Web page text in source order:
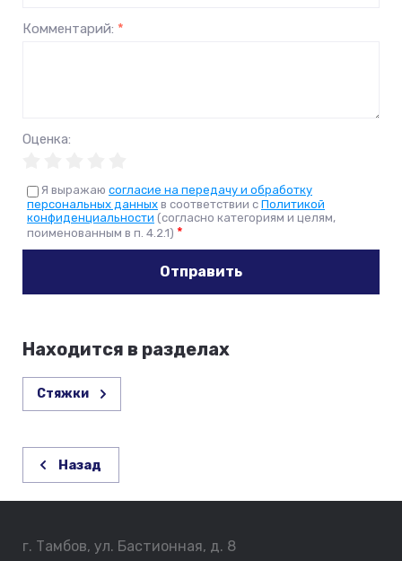
Комментарий: *
Оценка:
Я выражаю согласие на передачу и обработку
персональных данных в соответствии с Политикой
конфиденциальности (согласно категориям и целям,
поименованным в п. 4.2.1) *
Отправить
Находится в разделах
Стяжки
Назад
г. Тамбов, ул. Бастионная, д. 8